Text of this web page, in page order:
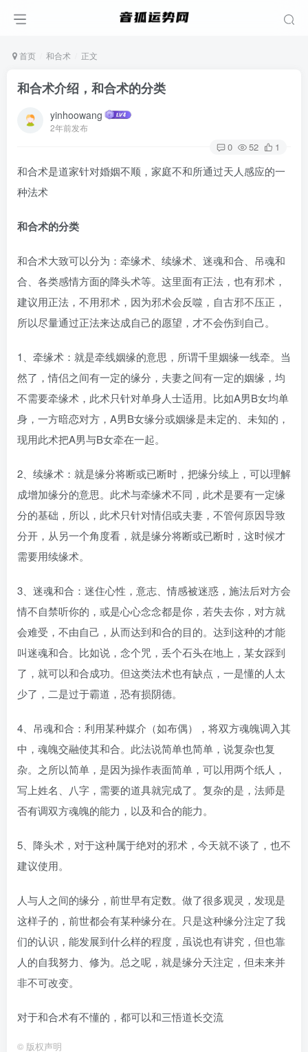
首页 和合术 正文
和合术介绍，和合术的分类
yinhoowang
2年前发布
0 52 1
和合术是道家针对婚姻不顺，家庭不和所通过天人感应的一
种法术
和合术的分类
和合术大致可以分为：牵缘术、续缘术、迷魂和合、吊魂和
合、各类感情方面的降头术等。这里面有正法，也有邪术，
建议用正法，不用邪术，因为邪术会反噬，自古邪不压正，
所以尽量通过正法来达成自己的愿望，才不会伤到自己。
1、牵缘术：就是牵线姻缘的意思，所谓千里姻缘一线牵。当
然了，情侣之间有一定的缘分，夫妻之间有一定的姻缘，均
不需要牵缘术，此术只针对单身人士适用。比如A男B女均单
身，一方暗恋对方，A男B女缘分或姻缘是未定的、未知的，
现用此术把A男与B女牵在一起。
2、续缘术：就是缘分将断或已断时，把缘分续上，可以理解
成增加缘分的意思。此术与牵缘术不同，此术是要有一定缘
分的基础，所以，此术只针对情侣或夫妻，不管何原因导致
分开，从另一个角度看，就是缘分将断或已断时，这时候才
需要用续缘术。
3、迷魂和合：迷住心性，意志、情感被迷惑，施法后对方会
情不自禁听你的，或是心心念念都是你，若失去你，对方就
会难受，不由自己，从而达到和合的目的。达到这种的才能
叫迷魂和合。比如说，念个咒，丢个石头在地上，某女踩到
了，就可以和合成功。但这类法术也有缺点，一是懂的人太
少了，二是过于霸道，恐有损阴德。
4、吊魂和合：利用某种媒介（如布偶），将双方魂魄调入其
中，魂魄交融使其和合。此法说简单也简单，说复杂也复
杂。之所以简单，是因为操作表面简单，可以用两个纸人，
写上姓名、八字，需要的道具就完成了。复杂的是，法师是
否有调双方魂魄的能力，以及和合的能力。
5、降头术，对于这种属于绝对的邪术，今天就不谈了，也不
建议使用。
人与人之间的缘分，前世早有定数。做了很多观灵，发现是
这样子的，前世都会有某种缘分在。只是这种缘分注定了我
们的认识，能发展到什么样的程度，虽说也有讲究，但也靠
人的自我努力、修为。总之呢，就是缘分天注定，但未来并
非不可改变。
对于和合术有不懂的，都可以和三悟道长交流
© 版权声明